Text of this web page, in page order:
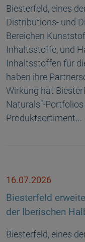
Biesterfeld, eines
Distributions- und
Bereichen
Inhaltsstoffe, und
Inhaltsstoffen für
haben ihre
Wirkung hat
Naturals“-
Produktsortiment…
16.07.2026
Biesterfeld
der Iberischen
Biesterfeld, eines